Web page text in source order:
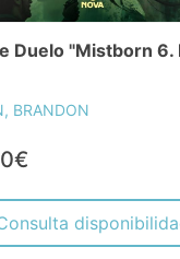
Duelo "Mistborn 6.
BRANDON